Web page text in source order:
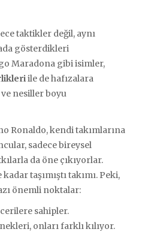
taktikler değil, aynı
gösterdikleri
Maradona gibi isimler,
ile de hafızalara
nesiller boyu
Ronaldo, kendi takımlarına
sadece bireysel
da öne çıkıyorlar.
taşımıştı takımı. Peki,
önemli noktalar:
sahipler.
onları farklı kılıyor.